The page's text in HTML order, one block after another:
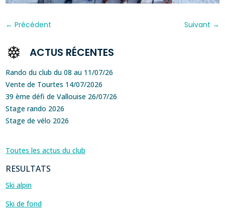
←Précédent Suivant →
ACTUS RÉCENTES
Rando du club du 08 au 11/07/26
Vente de Tourtes 14/07/2026
39 ème défi de Vallouise 26/07/26
Stage rando 2026
Stage de vélo 2026
Toutes les actus du club
RESULTATS
Ski alpin
Ski de fond